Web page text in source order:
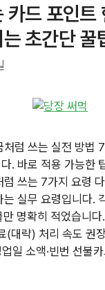
카드 포인트
초간단 꿀
럼 쓰는 실전 방법
. 바로 적용 가능한
럼 쓰는 7가지 요령
실무 요령입니다.
명확히 적었습니
(대략) 처리 속도 권
일 소액·빈번 선불